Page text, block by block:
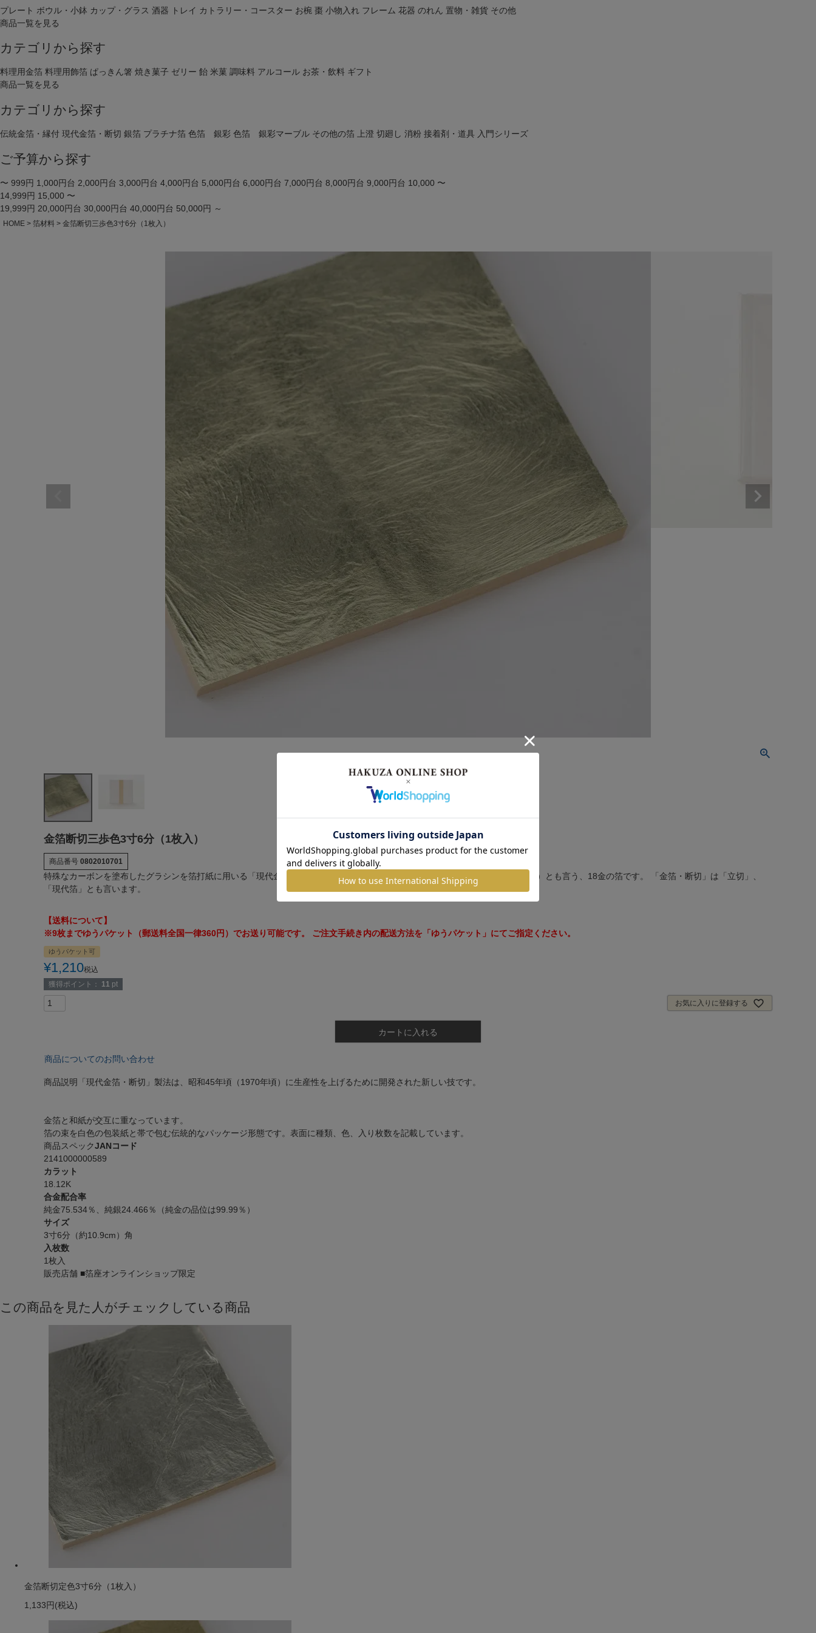
プレート ボウル・小鉢 カップ・グラス 酒器 トレイ カトラリー・コースター お椀 棗 小物入れ フレーム 花器 のれん 置物・雑貨 その他
商品一覧を見る
カテゴリから探す
料理用金箔 料理用飾箔 ぱっきん箸 焼き菓子 ゼリー 飴 米菓 調味料 アルコール お茶・飲料 ギフト
商品一覧を見る
カテゴリから探す
伝統金箔・縁付 現代金箔・断切 銀箔 プラチナ箔 色箔 銀彩 色箔 銀彩マーブル その他の箔 上澄 切廻し 消粉 接着剤・道具 入門シリーズ
ご予算から探す
〜 999円 1,000円台 2,000円台 3,000円台 4,000円台 5,000円台 6,000円台 7,000円台 8,000円台 9,000円台 10,000 〜
14,999円 15,000 〜
19,999円 20,000円台 30,000円台 40,000円台 50,000円 ～
HOME 箔材料 金箔断切三歩色3寸6分（1枚入）
金箔断切三歩色3寸6分（1枚入）
商品番号 0802010701
特殊なカーボンを塗布したグラシンを箔打紙に用いる「現代金箔・断切」製法でつくられた箔です。別名を青金箔（あおきんはく）とも言う、18金の箔です。 「金箔・断切」は「立切」、
「現代箔」とも言います。
【送料について】
※9枚までゆうパケット（郵送料全国一律360円）でお送り可能です。 ご注文手続き内の配送方法を「ゆうパケット」にてご指定ください。
ゆうパケット可
¥1,210税込
獲得ポイント：
11 pt
お気に入りに登録する
カートに入れる
商品についてのお問い合わせ
商品説明 「現代金箔・断切」製法は、昭和45年頃（1970年頃）に生産性を上げるために開発された新しい技です。
金箔と和紙が交互に重なっています。
箔の束を白色の包装紙と帯で包む伝統的なパッケージ形態です。表面に種類、色、入り枚数を記載しています。
商品スペックJANコード
2141000000589
カラット
18.12K
合金配合率
純金75.534％、純銀24.466％（純金の品位は99.99％）
サイズ
3寸6分（約10.9cm）角
入枚数
1枚入
販売店舗 ■箔座オンラインショップ限定
この商品を見た人がチェックしている商品
金箔断切定色3寸6分（1枚入）
1,133円 (税込)